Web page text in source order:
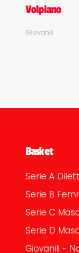
Volpiano
Giovanili
Basket
Serie A
Serie B
Serie C
Serie D
Giovanili -